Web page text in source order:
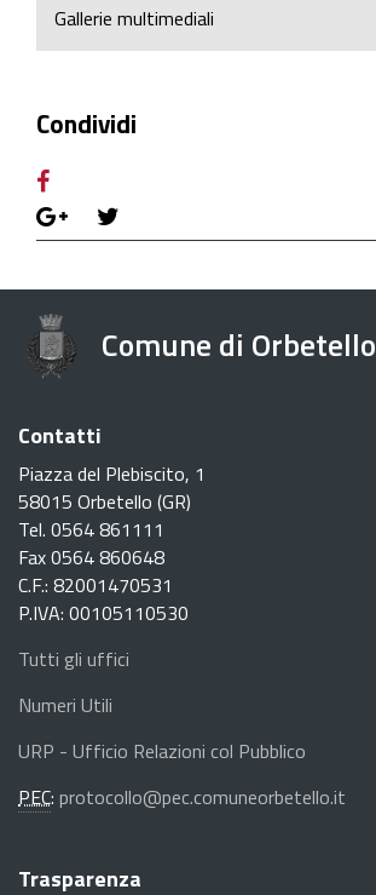
Gallerie multimediali
Condividi
Comune di Orbetello
Contatti
Piazza del Plebiscito, 1
58015 Orbetello (GR)
Tel. 0564 861111
Fax 0564 860648
C.F.: 82001470531
P.IVA: 00105110530
Tutti gli uffici
Numeri Utili
URP - Ufficio Relazioni col Pubblico
PEC: protocollo@pec.comuneorbetello.it
Trasparenza